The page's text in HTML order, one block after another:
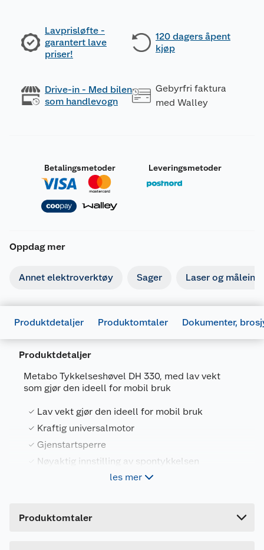
Lavprisløfte -
garantert lave
priser!
120 dagers åpent
kjøp
Drive-in - Med bilen
som handlevogn
Gebyrfri faktura
med Walley
Betalingsmetoder Leveringsmetoder
Oppdag mer
Annet elektroverktøy Sager Laser og
Produktdetaljer Produktomtaler Dokumenter,
Produktdetaljer
Metabo Tykkelseshøvel DH 330, med lav vekt
som gjør den ideell for mobil bruk
Lav vekt gjør den ideell for mobil bruk
Kraftig universalmotor
Gjenstartsperre
Nøyaktig innstilling av spontykkelsen
fremføring av arbeidsstykket. Bekvem innstilling
les mer
Produktomtaler
Generelt
Artikkelnummer
4003665424477
Leverandørens artikkelnummer
Bruttovekt